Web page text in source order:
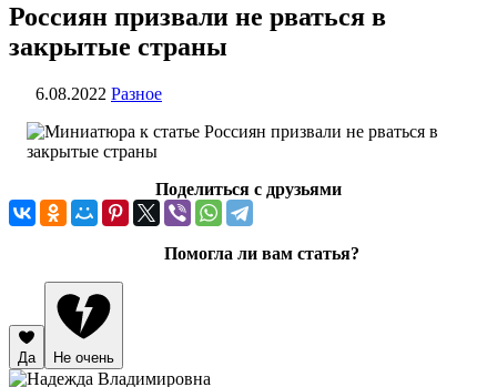
Россиян призвали не рваться в
закрытые страны
6.08.2022 Разное
Поделиться с друзьями
Помогла ли вам статья?
Да Не очень